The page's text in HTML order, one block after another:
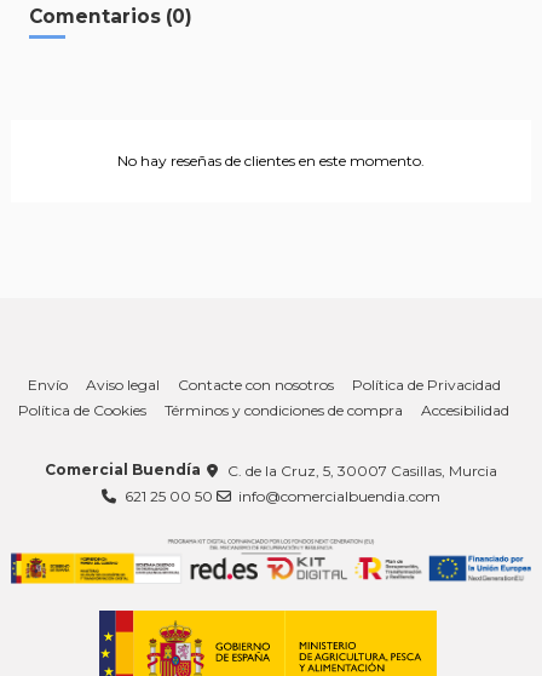
Comentarios (0)
No hay reseñas de clientes en este momento.
Envío Aviso legal Contacte con nosotros
Política de Privacidad
Política de Cookies
Términos y condiciones de compra Accesibilidad
Comercial Buendía
C. de la Cruz, 5, 30007 Casillas, Murcia
621 25 00 50
info@comercialbuendia.com